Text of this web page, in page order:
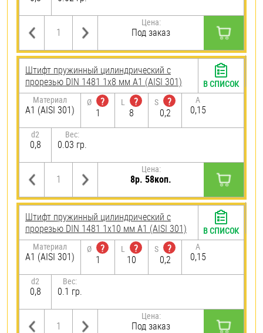
Цена:
Под заказ
Штифт пружинный цилиндрический с
прорезью DIN 1481 1х8 мм А1 (AISI 301)
Материал
А1 (AISI 301)
Ø
?
1
L
?
8
S
?
0,2
A
0,15
d2
0,8
Вес:
0.03 гр.
Цена:
8р. 58коп.
В СПИСОК
Штифт пружинный цилиндрический с
прорезью DIN 1481 1х10 мм А1 (AISI 301)
Материал
А1 (AISI 301)
Ø
?
1
L
?
10
S
?
0,2
A
0,15
d2
0,8
Вес:
0.1 гр.
Цена:
Под заказ
В СПИСОК